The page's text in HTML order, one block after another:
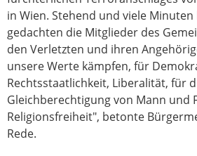
in Wien. Stehend und viele
gedachten die Mitglieder des
den Verletzten und ihren
unsere Werte kämpfen, für
Rechtsstaatlichkeit, Liberalität, für
Gleichberechtigung von Mann und
Religionsfreiheit", betonte
Rede.